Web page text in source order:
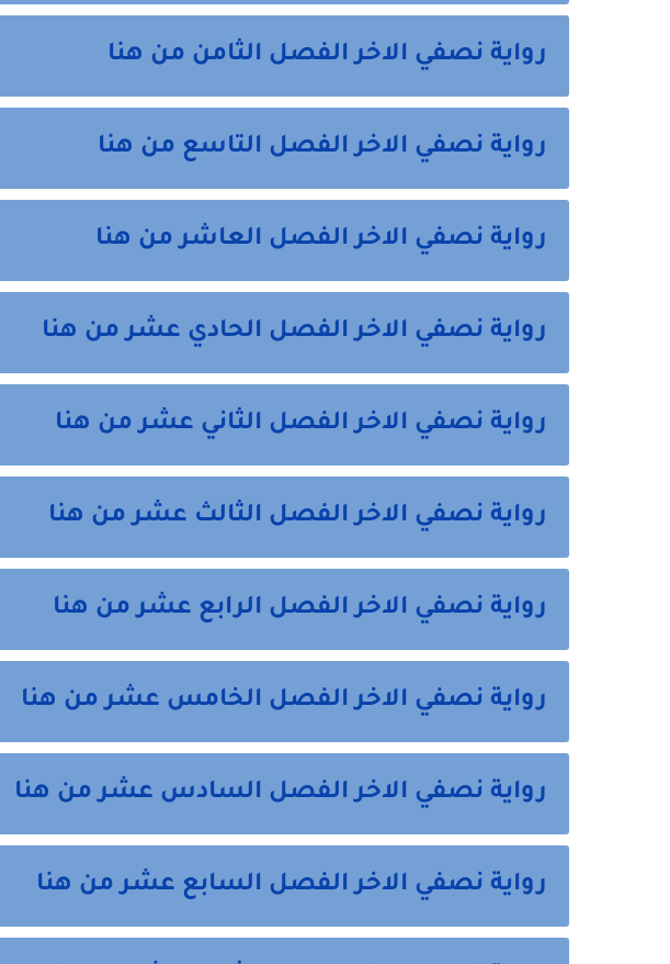
رواية نصفي الاخر الفصل الثامن من هنا
رواية نصفي الاخر الفصل التاسع من هنا
رواية نصفي الاخر الفصل العاشر من هنا
رواية نصفي الاخر الفصل الحادي عشر من هنا
رواية نصفي الاخر الفصل الثاني عشر من هنا
رواية نصفي الاخر الفصل الثالث عشر من هنا
رواية نصفي الاخر الفصل الرابع عشر من هنا
رواية نصفي الاخر الفصل الخامس عشر من هنا
رواية نصفي الاخر الفصل السادس عشر من هنا
رواية نصفي الاخر الفصل السابع عشر من هنا